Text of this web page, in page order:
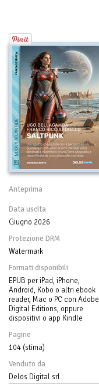
Anteprima
Data uscita
Giugno 2026
Protezione DRM
Watermark
Formati disponibili
EPUB per iPad, iPhone,
Android, Kobo o altri ebook
reader, Mac o PC con Adobe
Digital Editions, oppure
dispositivi o app Kindle
Pagine
104 (stima)
Venduto da
Delos Digital srl